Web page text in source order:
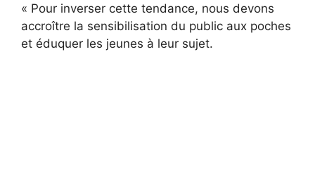
« Pour inverser cette tendance, nous devons
accroître la sensibilisation du public aux poches
et éduquer les jeunes à leur sujet.